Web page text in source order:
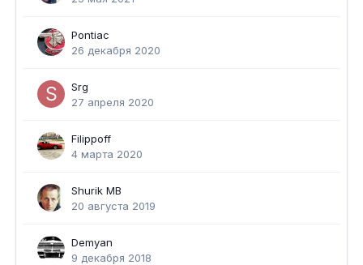
Pontiac
26 декабря 2020
Srg
27 апреля 2020
Filippoff
4 марта 2020
Shurik MB
20 августа 2019
Demyan
9 декабря 2018